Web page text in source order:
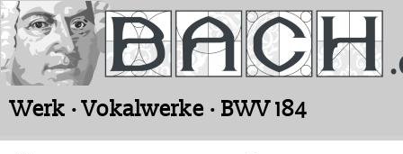
Werk · Vokalwerke · BWV 184